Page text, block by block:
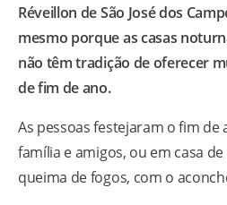
Réveillon de São José dos
mesmo porque as casas
não têm tradição de oferecer
de fim de ano.
As pessoas festejaram o fim de
família e amigos, ou em casa
queima de fogos, com o